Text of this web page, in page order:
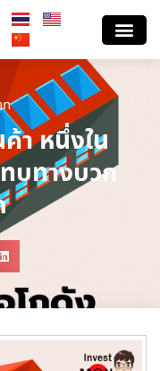
า หนึ่งใน
บทางบวก